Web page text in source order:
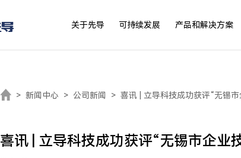
关于先导 可持续发展 产品和解决方案
> 新闻中心 > 公司新闻 > 喜讯 | 立导科技成功获评“无锡
喜讯 | 立导科技成功获评“无锡市企业